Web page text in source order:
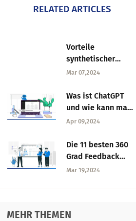
RELATED ARTICLES
Vorteile
synthetischer
Daten: Wie kann
nutzen?
Mar 07,2024
Was ist ChatGPT
und wie kann man
es in der
einsetzen?
Apr 09,2024
Die 11 besten 360
Grad Feedback
Tools
Mar 19,2024
MEHR THEMEN